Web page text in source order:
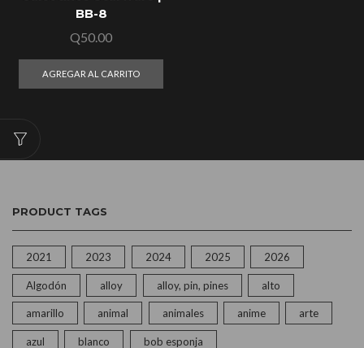
BB-8
Q50.00
AGREGAR AL CARRITO
PRODUCT TAGS
2021 2023 2024 2025 2026
Algodón alloy alloy, pin, pines alto
amarillo animal animales anime arte
azul blanco bob esponja